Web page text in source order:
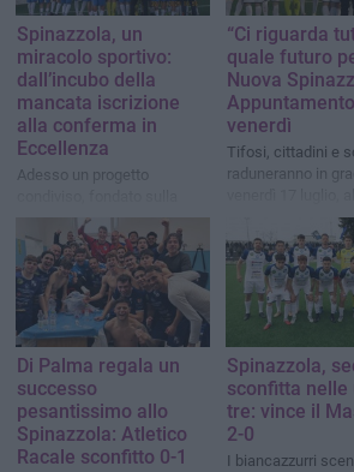
Spinazzola, un
miracolo sportivo:
dall’incubo della
mancata iscrizione
alla conferma in
Eccellenza
Adesso un progetto
partecipazione, sul senso di
appartenenza e sulla
responsabilità collettiva
“Ci riguarda
quale futuro
Nuova
venerdì
Tifosi, cittadini e
raduneranno in
Di Palma regala un
successo
pesantissimo allo
Spinazzola: Atletico
Racale sconfitto 0-1
Spinazzola,
sconfitta nelle
tre: vince il
2-0
I biancazzurri